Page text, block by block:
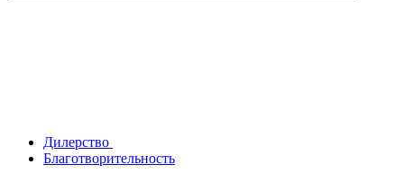
Дилерство
Благотворительность